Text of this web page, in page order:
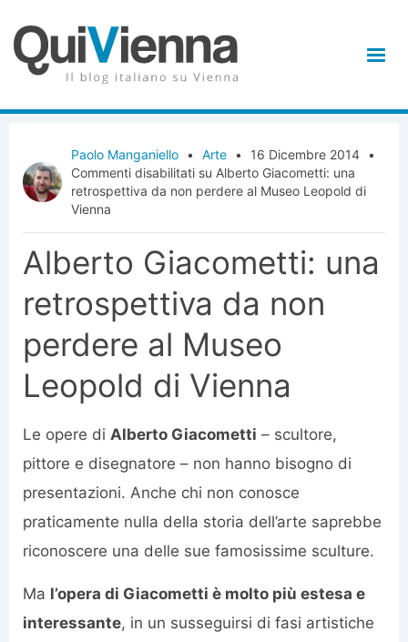
Paolo Manganiello • Arte • 16 Dicembre 2014 •
Commenti disabilitati su Alberto Giacometti: una
retrospettiva da non perdere al Museo Leopold di
Vienna
Alberto Giacometti: una
retrospettiva da non
perdere al Museo
Leopold di Vienna
Le opere di Alberto Giacometti – scultore,
pittore e disegnatore – non hanno bisogno di
presentazioni. Anche chi non conosce
praticamente nulla della storia dell’arte saprebbe
riconoscere una delle sue famosissime sculture.
Ma l’opera di Giacometti è molto più estesa e
interessante, in un susseguirsi di fasi artistiche